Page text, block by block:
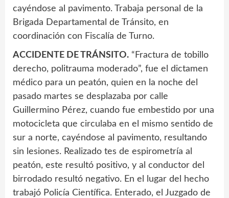
cayéndose al pavimento. Trabaja personal de la
Brigada Departamental de Tránsito, en
coordinación con Fiscalía de Turno.
ACCIDENTE DE TRÁNSITO. “Fractura de tobillo
derecho, politrauma moderado”, fue el dictamen
médico para un peatón, quien en la noche del
pasado martes se desplazaba por calle
Guillermino Pérez, cuando fue embestido por una
motocicleta que circulaba en el mismo sentido de
sur a norte, cayéndose al pavimento, resultando
sin lesiones. Realizado tes de espirometría al
peatón, este resultó positivo, y al conductor del
birrodado resultó negativo. En el lugar del hecho
trabajó Policía Científica. Enterado, el Juzgado de